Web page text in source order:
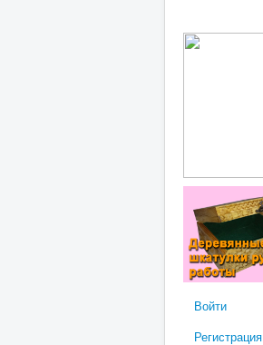
Войти
Регистрация